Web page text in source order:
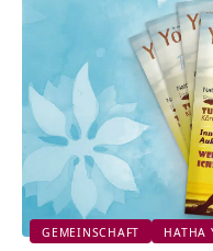
GEMEINSCHAFT HATHA